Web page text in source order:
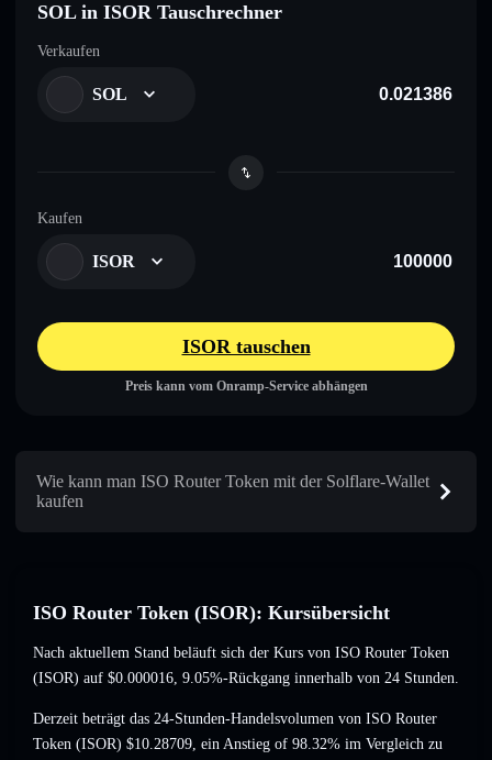
SOL in ISOR Tauschrechner
Verkaufen
SOL
Kaufen
ISOR
ISOR tauschen
Preis kann vom Onramp-Service abhängen
Wie kann man ISO Router Token mit der Solflare-Wallet
kaufen
ISO Router Token (ISOR): Kursübersicht
Nach aktuellem Stand beläuft sich der Kurs von ISO Router Token
(ISOR) auf $0.000016, 9.05%-Rückgang innerhalb von 24 Stunden.
Derzeit beträgt das 24-Stunden-Handelsvolumen von ISO Router
Token (ISOR) $10.28709, ein Anstieg of 98.32% im Vergleich zu